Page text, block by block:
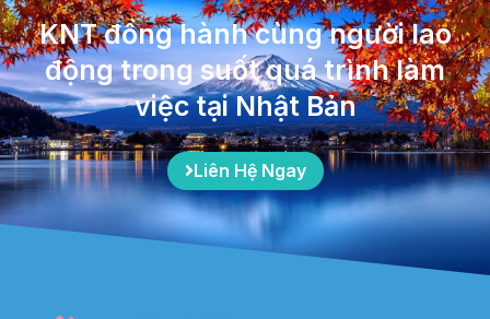
KNT đồng hành cùng người lao
động trong suốt quá trình làm
việc tại Nhật Bản
Liên Hệ Ngay